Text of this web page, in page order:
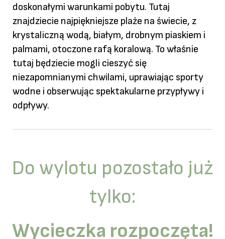
doskonałymi warunkami pobytu. Tutaj
znajdziecie najpiękniejsze plaże na świecie, z
krystaliczną wodą, białym, drobnym piaskiem i
palmami, otoczone rafą koralową. To właśnie
tutaj będziecie mogli cieszyć się
niezapomnianymi chwilami, uprawiając sporty
wodne i obserwując spektakularne przypływy i
odpływy.
Do wylotu pozostało już
tylko:
Wycieczka rozpoczęta!